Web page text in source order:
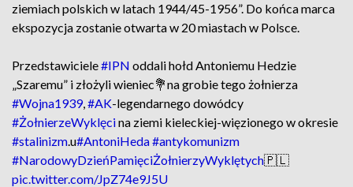
ziemiach polskich w latach 1944/45-1956”. Do końca marca
ekspozycja zostanie otwarta w 20 miastach w Polsce.
Przedstawiciele#IPN oddali hołd Antoniemu Hedzie
„Szaremu” i złożyli wieniec💐na grobie tego żołnierza
#Wojna1939,#AK-legendarnego dowódcy
#ŻołnierzeWyklęcina ziemi kieleckiej-więzionego w okresie
#stalinizm.u#AntoniHeda#antykomunizm
#NarodowyDzieńPamięciŻołnierzyWyklętych🇵🇱
pic.twitter.com/JpZ74e9J5U